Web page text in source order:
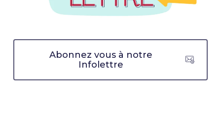
Abonnez vous à notre
Infolettre